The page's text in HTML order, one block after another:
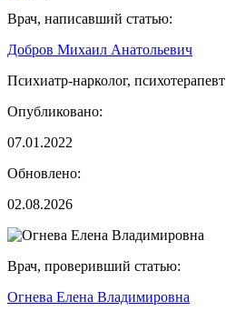
Врач, написавший статью:
Добров Михаил Анатольевич
Психиатр-нарколог, психотерапевт
Опубликовано:
07.01.2022
Обновлено:
02.08.2026
Врач, проверивший статью:
Огнева Елена Владимировна